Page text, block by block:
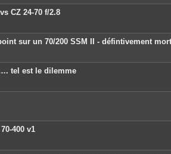
CZ 24-70 f/2.8
sur un 70/200 SSM II - défintivement
tel est le dilemme
400 v1